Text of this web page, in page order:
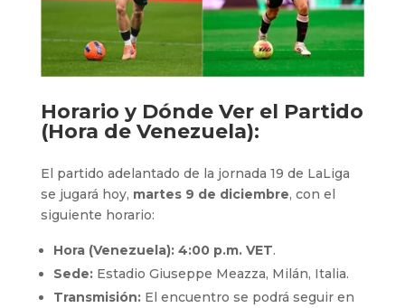
Horario y Dónde Ver el Partido
(Hora de Venezuela):
El partido adelantado de la jornada 19 de LaLiga
se jugará hoy, martes 9 de diciembre, con el
siguiente horario:
Hora (Venezuela): 4:00 p.m. VET.
Sede:Estadio Giuseppe Meazza, Milán, Italia.
Transmisión:El encuentro se podrá seguir en